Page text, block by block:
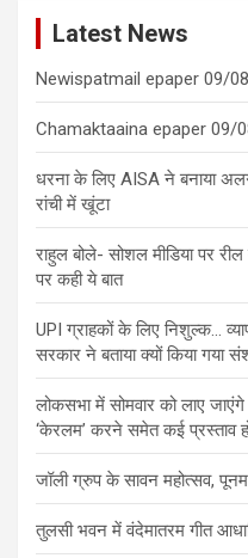
Latest News
Newispatmail epaper 09/
Chamaktaaina epaper 09/
धरना के लिए AISA ने बनाया अलग
रांची में खूंटा
राहुल बोले- सोशल मीडिया पर
पर कही ये बात
UPI ग्राहकों के लिए निशुल्क…
सरकार ने बताया क्यों किया गया
लोकसभा में सोमवार को लाए
‘केरलम’ करने समेत कई प्रस्ताव
जॉली ग्रुप के सावन महोत्सव, पूनम
तुलसी भवन में वंदेमातरम गीत